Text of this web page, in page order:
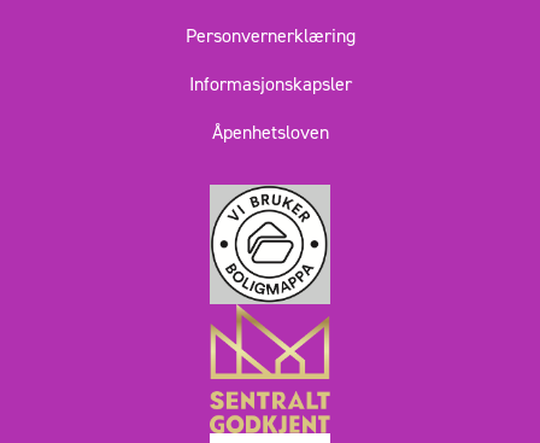
Personvernerklæring
Informasjonskapsler
Åpenhetsloven